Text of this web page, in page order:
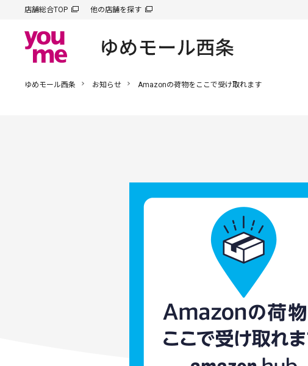
店舗総合TOP 他の店舗を探す
ゆめモール西条 お知らせ Amazonの荷物をここで受け取れます